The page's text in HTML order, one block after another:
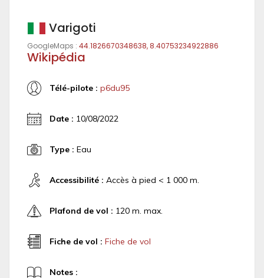
Varigoti
GoogleMaps : 44.1826670348638, 8.40753234922886
Wikipédia
Télé-pilote : p6du95
Date : 10/08/2022
Type : Eau
Accessibilité : Accès à pied < 1 000 m.
Plafond de vol : 120 m. max.
Fiche de vol : Fiche de vol
Notes :